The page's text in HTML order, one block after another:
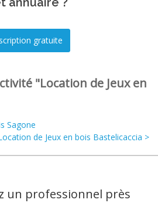
"Location de Jeux en
Sagone
de Jeux en bois Bastelicaccia >
un professionnel près